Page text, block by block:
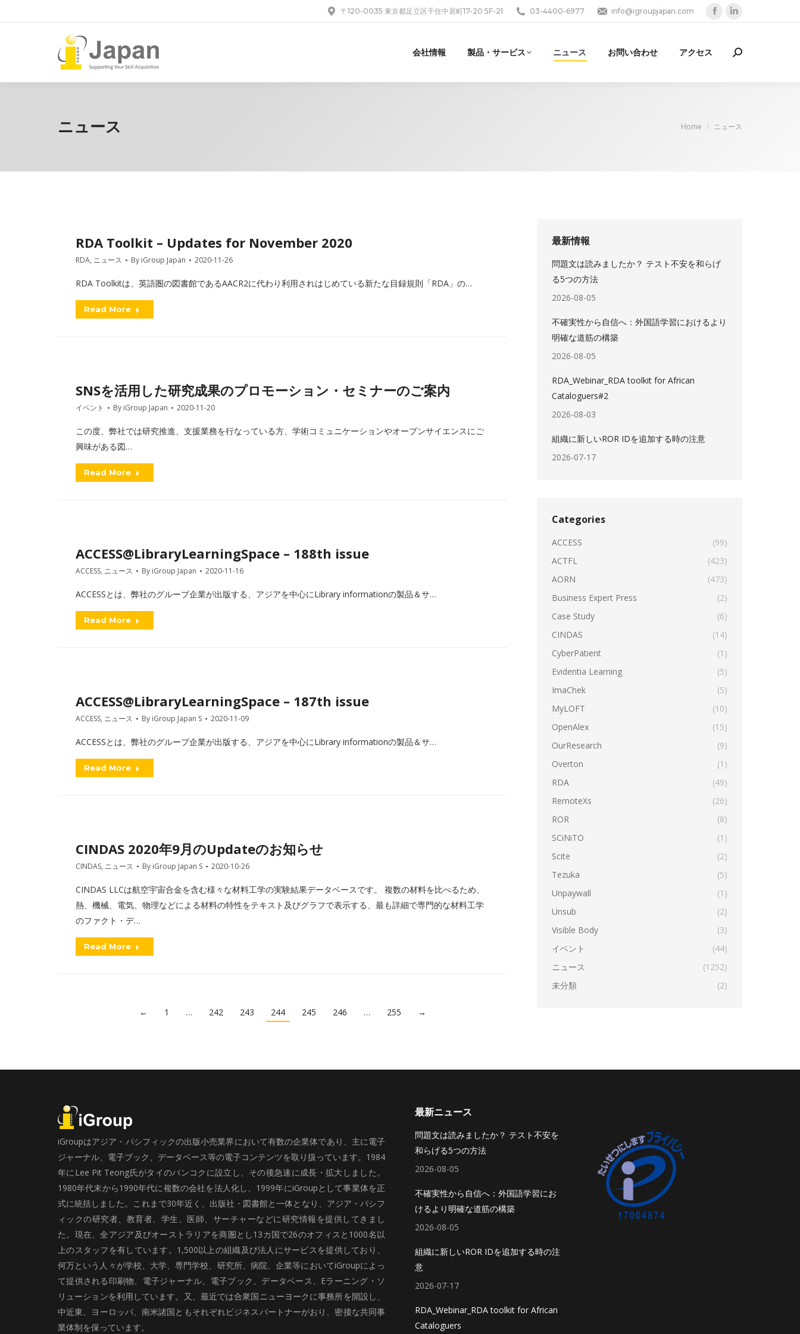
〒120-0035 東京都足立区千住中居町17-20 5F-21 03-4400-6977 info@igroupjapan.com
opensopens
会社情報 製品・サービス ニュース お問い合わせ アクセス Search:
ニュース You are here:
Home ニュース
RDA Toolkit – Updates for November 2020
RDA, ニュース By iGroup Japan 2020-11-26
RDA Toolkitは、英語圏の図書館であるAACR2に代わり利用されはじめている新たな目録規則「RDA」の…
Read More
SNSを活用した研究成果のプロモーション・セミナーのご案内
イベント By iGroup Japan 2020-11-20
この度、弊社では研究推進、支援業務を行なっている方、学術コミュニケーションやオープンサイエンスにご
興味がある図…
Read More
ACCESS@LibraryLearningSpace – 188th issue
ACCESS, ニュース By iGroup Japan 2020-11-16
ACCESSとは、弊社のグループ企業が出版する、アジアを中心にLibrary informationの製品＆サ…
Read More
ACCESS@LibraryLearningSpace – 187th issue
ACCESS, ニュース By iGroup Japan S 2020-11-09
ACCESSとは、弊社のグループ企業が出版する、アジアを中心にLibrary informationの製品＆サ…
Read More
CINDAS 2020年9月のUpdateのお知らせ
CINDAS, ニュース By iGroup Japan S 2020-10-26
CINDAS LLCは航空宇宙合金を含む様々な材料工学の実験結果データベースです。 複数の材料を比べるため、
熱、機械、電気、物理などによる材料の特性をテキスト及びグラフで表示する、最も詳細で専門的な材料工学
のファクト・デ…
Read More
← 1 … 242 243 244 245 246 … 255 →
最新情報
問題文は読みましたか？ テスト不安を和らげ
る5つの方法
2026-08-05
不確実性から自信へ：外国語学習におけるより
明確な道筋の構築
2026-08-05
RDA_Webinar_RDA toolkit for African
Cataloguers#2
2026-08-03
組織に新しいROR IDを追加する時の注意
2026-07-17
Categories
ACCESS
(99)
ACTFL
(423)
AORN
(473)
Business Expert Press
(2)
Case Study
(6)
CINDAS
(14)
CyberPatient
(1)
Evidentia Learning
(5)
ImaChek
(5)
MyLOFT
(10)
OpenAlex
(15)
OurResearch
(9)
Overton
(1)
RDA
(49)
RemoteXs
(26)
ROR
(8)
SCiNiTO
(1)
Scite
(2)
Tezuka
(5)
Unpaywall
(1)
Unsub
(2)
Visible Body
(3)
イベント
(44)
ニュース
(1252)
未分類
(2)
iGroupはアジア・パシフィックの出版小売業界において有数の企業体であり、主に電子
ジャーナル、電子ブック、データベース等の電子コンテンツを取り扱っています。1984
年にLee Pit Teong氏がタイのバンコクに設立し、その後急速に成長・拡大しました。
1980年代末から1990年代に複数の会社を法人化し、1999年にiGroupとして事業体を正
式に統括しました。これまで30年近く、出版社・図書館と一体となり、アジア・パシフ
ィックの研究者、教育者、学生、医師、サーチャーなどに研究情報を提供してきまし
た。現在、全アジア及びオーストラリアを商圏とし13カ国で26のオフィスと1000名以
上のスタッフを有しています。1,500以上の組織及び法人にサービスを提供しており、
何万という人々が学校、大学、専門学校、研究所、病院、企業等においてiGroupによっ
て提供される印刷物、電子ジャーナル、電子ブック、データベース、Eラーニング・ソ
リューションを利用しています。又、最近では合衆国ニューヨークに事務所を開設し、
中近東、ヨーロッパ、南米諸国ともそれぞれビジネスパートナーがおり、密接な共同事
業体制を保っています。
最新ニュース
問題文は読みましたか？ テスト不安を
和らげる5つの方法
2026-08-05
不確実性から自信へ：外国語学習にお
けるより明確な道筋の構築
2026-08-05
組織に新しいROR IDを追加する時の注
意
2026-07-17
RDA_Webinar_RDA toolkit for African
Cataloguers